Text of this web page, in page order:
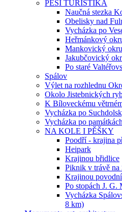
PĚŠÍ TURISTIKA
Naučná stezka
Obelisky nad
Vycházka po
Heřmánkový
Mankovický
Jakubčovický
Po staré
Spálov
Výlet na rozhlednu
Okolo Jistebnických
K Bíloveckému
Vycházka po
Vycházka po
NA KOLE I PĚŠKY
Poodří - krajina
Heipark
Krajinou břidlice
Piknik v trávě na
Krajinou
Po stopách J. G.
Vycházka
8 km)